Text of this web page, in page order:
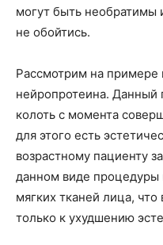
могут быть необратимы
не обойтись.
Рассмотрим на примере
нейропротеина. Данный
колоть с момента
для этого есть
возрастному пациенту
данном виде процедуры
мягких тканей лица,
только к ухудшению